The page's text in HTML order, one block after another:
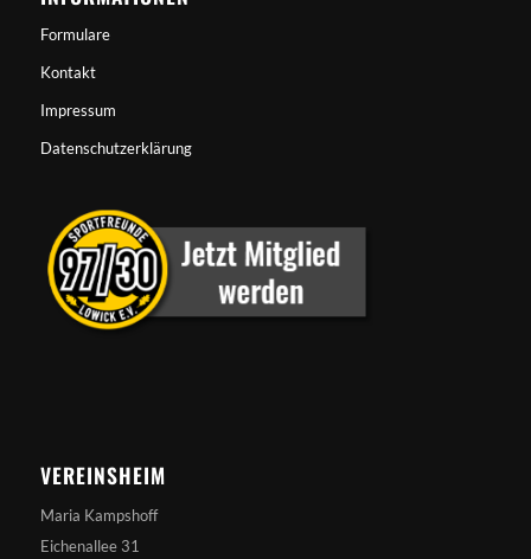
Formulare
Kontakt
Impressum
Datenschutzerklärung
VEREINSHEIM
Maria Kampshoff
Eichenallee 31